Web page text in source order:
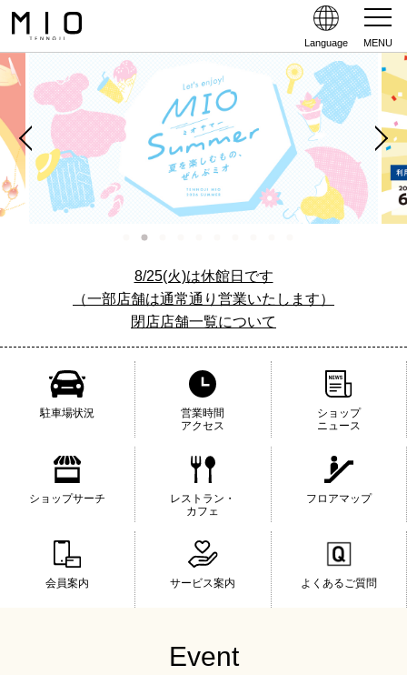
Language MENU
8/25(火)は休館日です
（一部店舗は通常通り営業いたします）
閉店店舗一覧について
駐車場状況
営業時間
アクセス
ショップ
ニュース
ショップサーチ
レストラン・
カフェ
フロアマップ
会員案内 サービス案内 よくあるご質問
Event